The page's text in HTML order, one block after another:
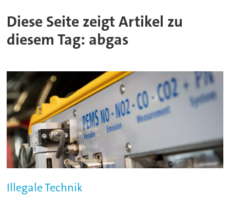
Diese Seite zeigt Artikel zu
diesem Tag: abgas
Illegale Technik